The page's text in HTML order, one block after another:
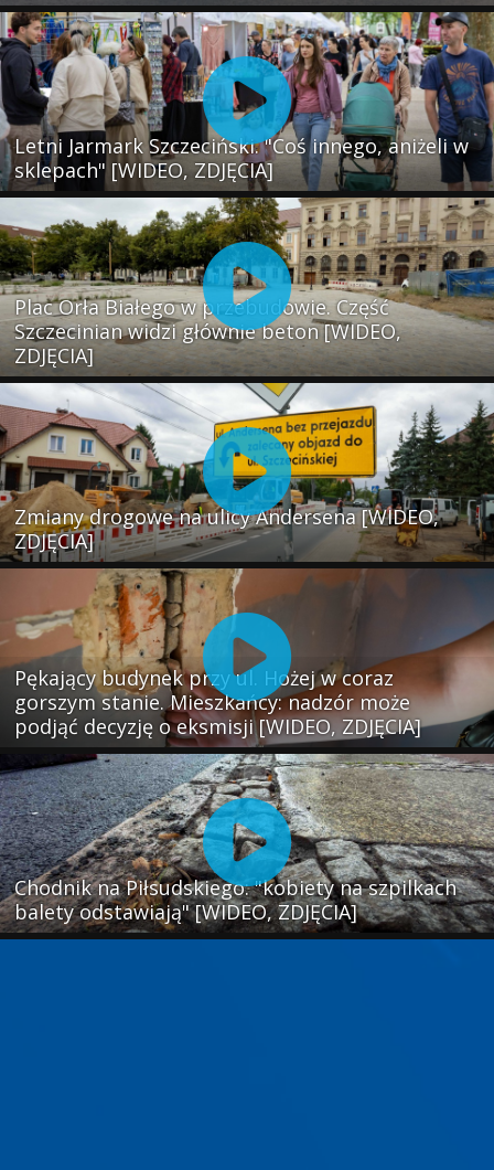
Letni Jarmark Szczeciński. "Coś innego, aniżeli w
sklepach" [WIDEO, ZDJĘCIA]
Plac Orła Białego w przebudowie. Część
Szczecinian widzi głównie beton [WIDEO,
ZDJĘCIA]
Zmiany drogowe na ulicy Andersena [WIDEO,
ZDJĘCIA]
Pękający budynek przy ul. Hożej w coraz
gorszym stanie. Mieszkańcy: nadzór może
podjąć decyzję o eksmisji [WIDEO, ZDJĘCIA]
Chodnik na Piłsudskiego: "kobiety na szpilkach
balety odstawiają" [WIDEO, ZDJĘCIA]